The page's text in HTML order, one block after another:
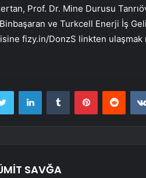
Prof. Dr. Mine Durusu
ve Turkcell Enerji İş
fizy.in/DonzS linkten ulaşmak
Twitter LinkedInTumblr Pinterest
SAVĞA